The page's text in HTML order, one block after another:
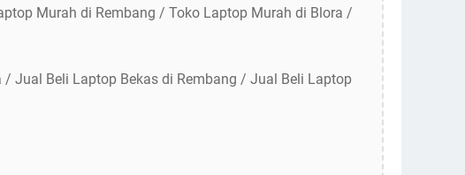
Murah di Rembang / Toko Laptop Murah di Blora /
Jual Beli Laptop Bekas di Rembang / Jual Beli Laptop